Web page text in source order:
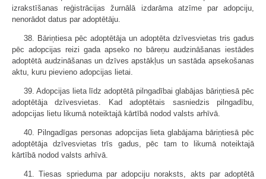
izrakstīšanas reģistrācijas žurnālā izdarāma atzīme par adopciju,
nenorādot datus par adoptētāju.
38. Bāriņtiesa pēc adoptētāja un adoptēta dzīvesvietas tris gadus
pēc adopcijas reizi gada apseko no bāreņu audzināšanas iestādes
adoptētā audzināšanas un dzīves apstākļus un sastāda apsekošanas
aktu, kuru pievieno adopcijas lietai.
39. Adopcijas lieta līdz adoptētā pilngadībai glabājas bāriņtiesā pēc
adoptētāja dzīvesvietas. Kad adoptētais sasniedzis pilngadību,
adopcijas lietu likumā noteiktajā kārtībā nodod valsts arhīvā.
40. Pilngadīgas personas adopcijas lieta glabājama bāriņtiesā pēc
adoptētāja dzīvesvietas trīs gadus, pēc tam to likumā noteiktajā
kārtībā nodod valsts arhīvā.
41. Tiesas sprieduma par adopciju noraksts, akts par adoptētā